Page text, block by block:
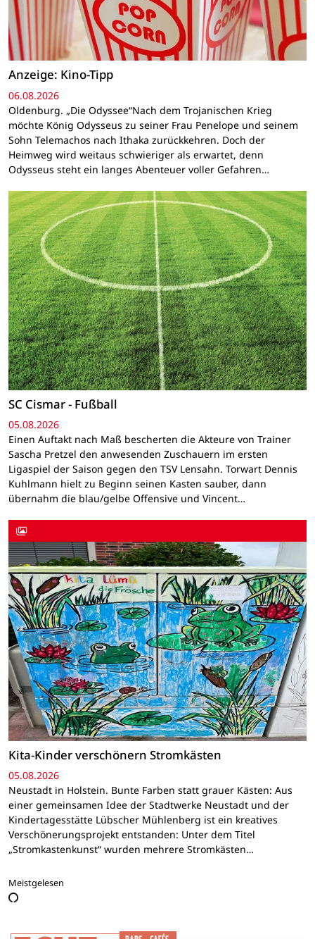
Anzeige: Kino-Tipp
06.08.2026
Oldenburg. „Die Odyssee“Nach dem Trojanischen Krieg
möchte König Odysseus zu seiner Frau Penelope und seinem
Sohn Telemachos nach Ithaka zurückkehren. Doch der
Heimweg wird weitaus schwieriger als erwartet, denn
Odysseus steht ein langes Abenteuer voller Gefahren…
SC Cismar - Fußball
05.08.2026
Einen Auftakt nach Maß bescherten die Akteure von Trainer
Sascha Pretzel den anwesenden Zuschauern im ersten
Ligaspiel der Saison gegen den TSV Lensahn. Torwart Dennis
Kuhlmann hielt zu Beginn seinen Kasten sauber, dann
übernahm die blau/gelbe Offensive und Vincent…
Kita-Kinder verschönern Stromkästen
05.08.2026
Neustadt in Holstein. Bunte Farben statt grauer Kästen: Aus
einer gemeinsamen Idee der Stadtwerke Neustadt und der
Kindertagesstätte Lübscher Mühlenberg ist ein kreatives
Verschönerungsprojekt entstanden: Unter dem Titel
„Stromkastenkunst“ wurden mehrere Stromkästen…
Meistgelesen